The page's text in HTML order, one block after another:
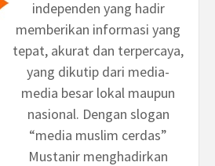
independen yang hadir
memberikan informasi yang
tepat, akurat dan terpercaya,
yang dikutip dari media-
media besar lokal maupun
nasional. Dengan slogan
“media muslim cerdas”
Mustanir menghadirkan